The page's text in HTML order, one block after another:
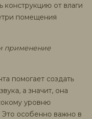
конструкцию от влаги
помещения
применение
помогает создать
а значит, она
уровню
особенно важно в